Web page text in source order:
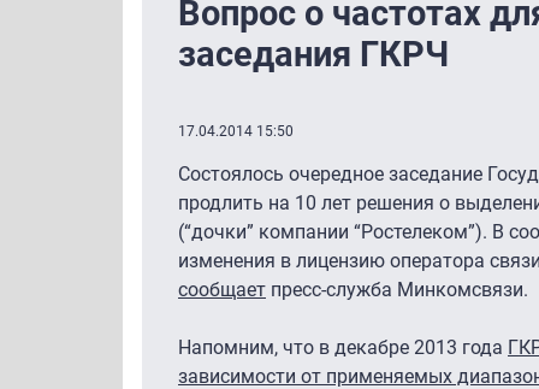
Вопрос о частотах
заседания ГКРЧ
17.04.2014 15:50
Состоялось очередное заседание
продлить на 10 лет решения о
(“дочки” компании “Ростелеком”). В
изменения в лицензию оператора
сообщает пресс-служба Минкомсвязи.
Напомним, что в декабре 2013 года
зависимости от применяемых